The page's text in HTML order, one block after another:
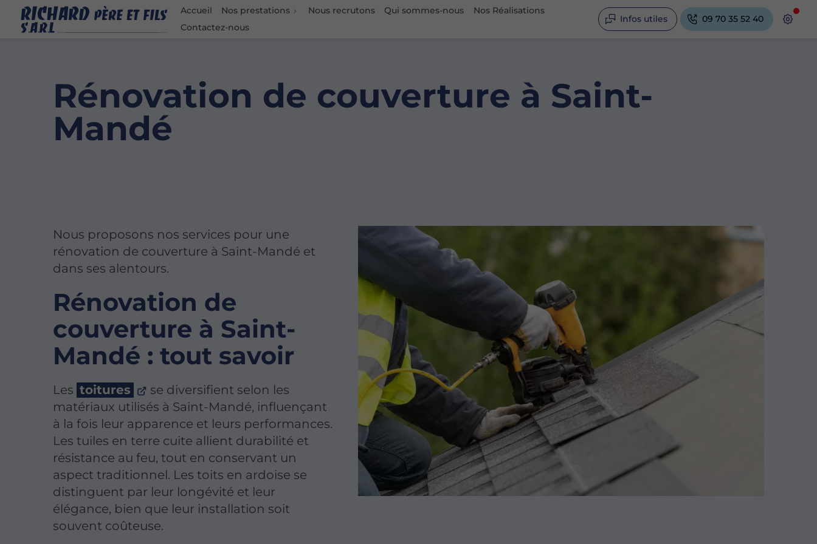
Accueil Nos prestations Nous recrutons Qui sommes-nous
Nos Réalisations
Contactez-nous
Infos utiles 09 70 35 52 40
Rénovation de couverture à Saint-
Mandé
Nous proposons nos services pour une
rénovation de couverture à Saint-Mandé et
dans ses alentours.
Rénovation de
couverture à Saint-
Mandé : tout savoir
Les toitures
se diversifient selon les
matériaux utilisés à Saint-Mandé, influençant
à la fois leur apparence et leurs performances.
Les tuiles en terre cuite allient durabilité et
résistance au feu, tout en conservant un
aspect traditionnel. Les toits en ardoise se
distinguent par leur longévité et leur
élégance, bien que leur installation soit
souvent coûteuse.